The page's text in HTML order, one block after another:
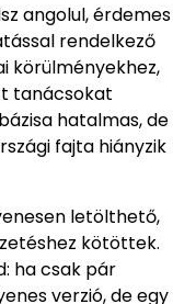
angolul, érdemes
rendelkező
körülményekhez,
tanácsokat
hatalmas, de
fajta hiányzik
letölthető,
kötöttek.
ha csak pár
verzió, de egy